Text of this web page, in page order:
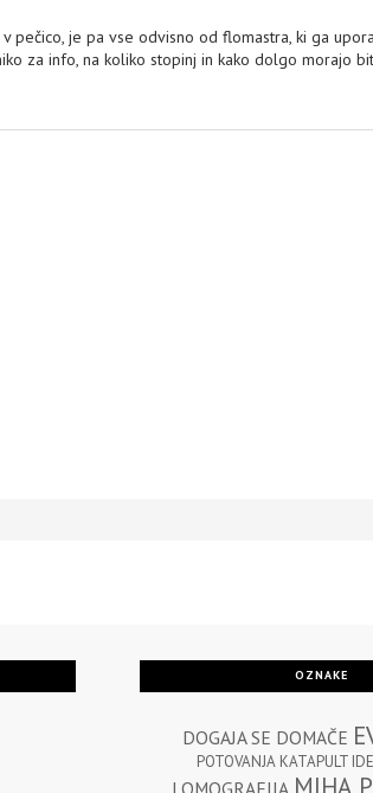
pečico, je pa vse odvisno od flomastra, ki ga
za info, na koliko stopinj in kako dolgo morajo
OZNAKE
DOGAJA SE DOMAČE
POTOVANJA KATAPULT
LOMOGRAFIJA MIHA